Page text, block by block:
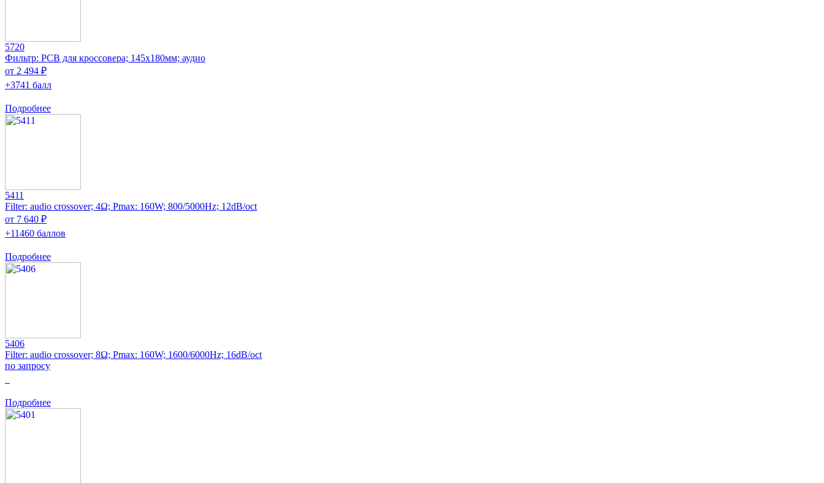
5720
Фильтр: PCB для кроссовера; 145x180мм; аудио
от 2 494 ₽
+3741 балл
Подробнее
5411
Filter: audio crossover; 4Ω; Pmax: 160W; 800/5000Hz; 12dB/oct
от 7 640 ₽
+11460 баллов
Подробнее
5406
Filter: audio crossover; 8Ω; Pmax: 160W; 1600/6000Hz; 16dB/oct
по запросу
Подробнее